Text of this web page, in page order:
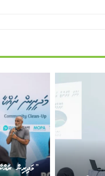
”މަދިރިން